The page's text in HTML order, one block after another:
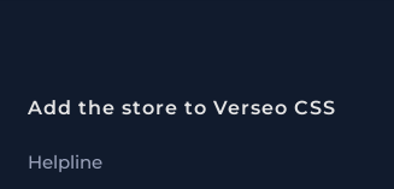
Add the store to Verseo CSS
Helpline